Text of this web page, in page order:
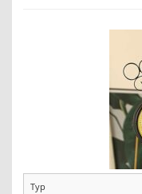
Typ